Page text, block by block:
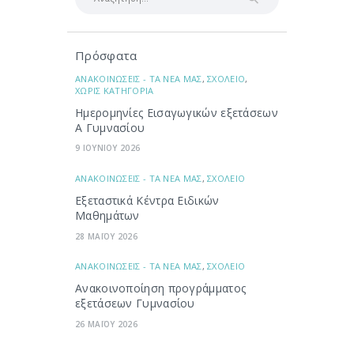
Πρόσφατα
ΑΝΑΚΟΙΝΩΣΕΙΣ - ΤΑ ΝΕΑ ΜΑΣ,ΣΧΟΛΕΙΟ,
ΧΩΡΙΣ ΚΑΤΗΓΟΡΙΑ
Ημερομηνίες Εισαγωγικών εξετάσεων
Α Γυμνασίου
9 ΙΟΥΝΙΟΥ 2026
ΑΝΑΚΟΙΝΩΣΕΙΣ - ΤΑ ΝΕΑ ΜΑΣ,ΣΧΟΛΕΙΟ
Εξεταστικά Κέντρα Ειδικών
Μαθημάτων
28 ΜΑΪΟΥ 2026
ΑΝΑΚΟΙΝΩΣΕΙΣ - ΤΑ ΝΕΑ ΜΑΣ,ΣΧΟΛΕΙΟ
Ανακοινοποίηση προγράμματος
εξετάσεων Γυμνασίου
26 ΜΑΪΟΥ 2026